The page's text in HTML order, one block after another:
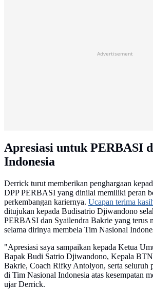
Advertisement
Apresiasi untuk PERBASI
Indonesia
Derrick turut memberikan penghargaan
DPP PERBASI yang dinilai memiliki peran
perkembangan kariernya. Ucapan terima
ditujukan kepada Budisatrio Djiwandono
PERBASI dan Syailendra Bakrie yang terus
selama dirinya membela Tim Nasional
"Apresiasi saya sampaikan kepada Ketua
Bapak Budi Satrio Djiwandono, Kepala
Bakrie, Coach Rifky Antolyon, serta seluruh
di Tim Nasional Indonesia atas kesempatan
ujar Derrick.